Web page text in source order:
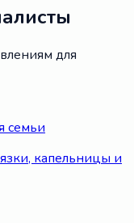
для
семьи
капельницы и